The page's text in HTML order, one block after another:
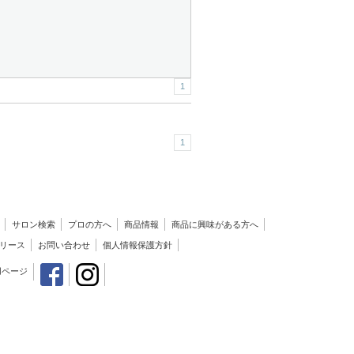
1
1
サロン検索 プロの方へ 商品情報 商品に興味がある方へ
ース お問い合わせ 個人情報保護方針
ージ